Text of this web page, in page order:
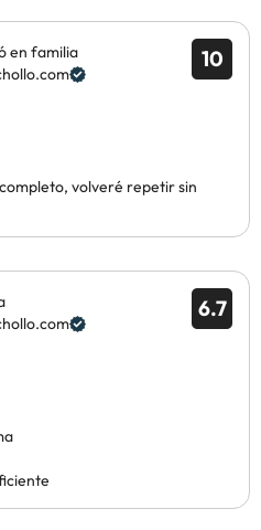
10
en familia
volveré repetir sin
6.7